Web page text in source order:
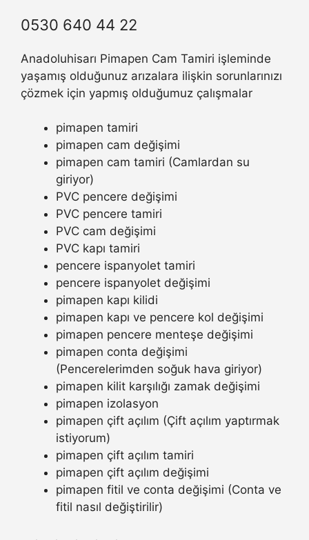
0530 640 44 22
Anadoluhisarı Pimapen Cam Tamiri işleminde
yaşamış olduğunuz arızalara ilişkin sorunlarınızı
çözmek için yapmış olduğumuz çalışmalar
pimapen tamiri
pimapen cam değişimi
pimapen cam tamiri (Camlardan su
giriyor)
PVC pencere değişimi
PVC pencere tamiri
PVC cam değişimi
PVC kapı tamiri
pencere ispanyolet tamiri
pencere ispanyolet değişimi
pimapen kapı kilidi
pimapen kapı ve pencere kol değişimi
pimapen pencere menteşe değişimi
pimapen conta değişimi
(Pencerelerimden soğuk hava giriyor)
pimapen kilit karşılığı zamak değişimi
pimapen izolasyon
pimapen çift açılım (Çift açılım yaptırmak
istiyorum)
pimapen çift açılım tamiri
pimapen çift açılım değişimi
pimapen fitil ve conta değişimi (Conta ve
fitil nasıl değiştirilir)